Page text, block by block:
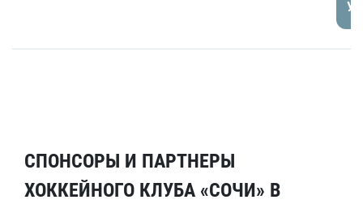
СПОНСОРЫ И ПАРТНЕРЫ
ХОККЕЙНОГО КЛУБА «СОЧИ» В